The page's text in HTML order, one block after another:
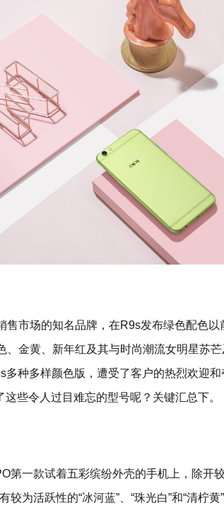
售市场的知名品牌，在R9s发布绿色配色以
、金黄、新年红及其与时尚潮流女明星苏
多种多样颜色版，遭受了客户的热烈欢迎
这些令人过目难忘的型号呢？关键汇总下。
第一款试着五彩缤纷外壳的手机上，除开
较为活跃性的“冰河蓝”、“珠光白”和“清柠黄